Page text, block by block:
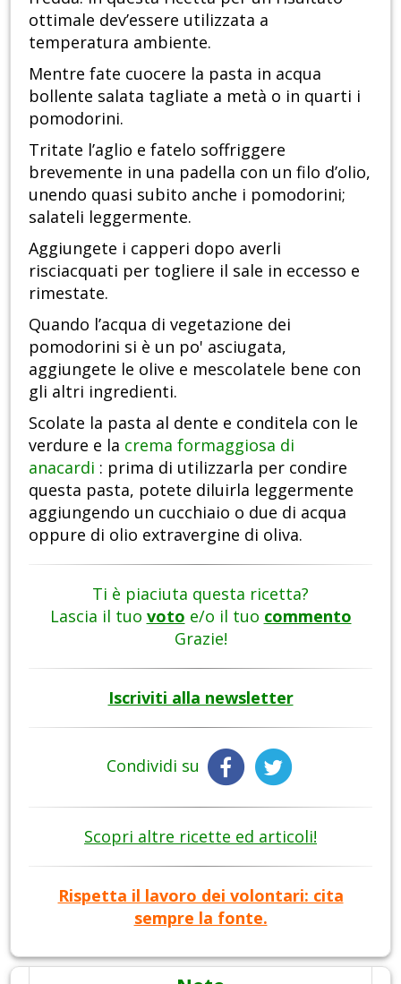
ottimale dev’essere utilizzata a
temperatura ambiente.
Mentre fate cuocere la pasta in acqua
bollente salata tagliate a metà o in quarti i
pomodorini.
Tritate l’aglio e fatelo soffriggere
brevemente in una padella con un filo d’olio,
unendo quasi subito anche i pomodorini;
salateli leggermente.
Aggiungete i capperi dopo averli
risciacquati per togliere il sale in eccesso e
rimestate.
Quando l’acqua di vegetazione dei
pomodorini si è un po' asciugata,
aggiungete le olive e mescolatele bene con
gli altri ingredienti.
Scolate la pasta al dente e conditela con le
verdure e la crema formaggiosa di
anacardi : prima di utilizzarla per condire
questa pasta, potete diluirla leggermente
aggiungendo un cucchiaio o due di acqua
oppure di olio extravergine di oliva.
Ti è piaciuta questa ricetta?
Lascia il tuo voto e/o il tuo commento
Grazie!
Iscriviti alla newsletter
Condividi su
Scopri altre ricette ed articoli!
Rispetta il lavoro dei volontari: cita
sempre la fonte.